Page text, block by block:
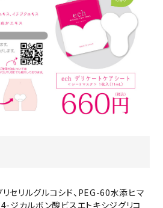
リセリルグルコシド、PEG-60水添ヒマ
ジカルボン酸ビスエトキシジグリコ